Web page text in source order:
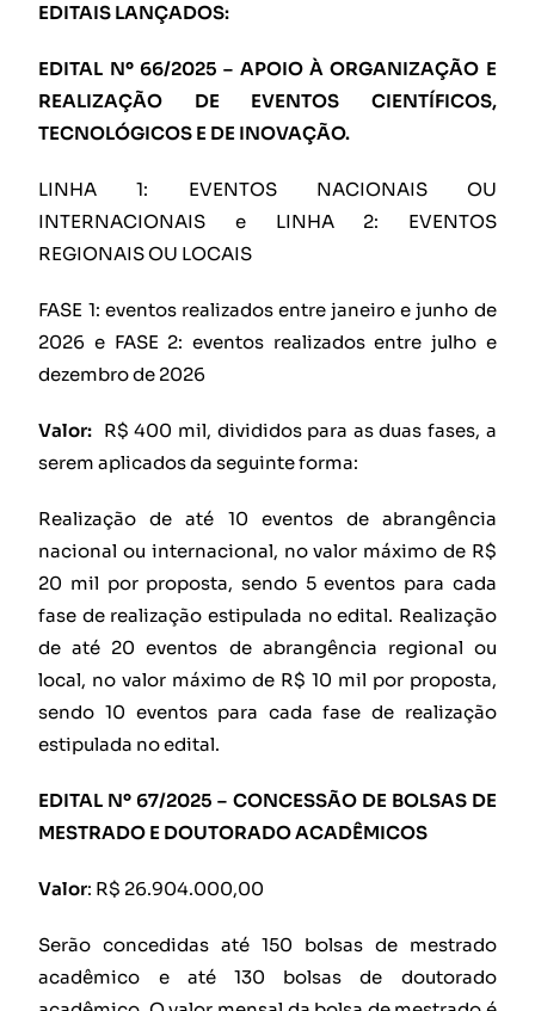
EDITAIS LANÇADOS:
EDITAL Nº 66/2025 – APOIO À ORGANIZAÇÃO E
REALIZAÇÃO DE EVENTOS CIENTÍFICOS,
TECNOLÓGICOS E DE INOVAÇÃO.
LINHA 1: EVENTOS NACIONAIS OU
INTERNACIONAIS e LINHA 2: EVENTOS
REGIONAIS OU LOCAIS
FASE 1: eventos realizados entre janeiro e junho de
2026 e FASE 2: eventos realizados entre julho e
dezembro de 2026
Valor: R$ 400 mil, divididos para as duas fases, a
serem aplicados da seguinte forma:
Realização de até 10 eventos de abrangência
nacional ou internacional, no valor máximo de R$
20 mil por proposta, sendo 5 eventos para cada
fase de realização estipulada no edital. Realização
de até 20 eventos de abrangência regional ou
local, no valor máximo de R$ 10 mil por proposta,
sendo 10 eventos para cada fase de realização
estipulada no edital.
EDITAL Nº 67/2025 – CONCESSÃO DE BOLSAS DE
MESTRADO E DOUTORADO ACADÊMICOS
Valor: R$ 26.904.000,00
Serão concedidas até 150 bolsas de mestrado
acadêmico e até 130 bolsas de doutorado